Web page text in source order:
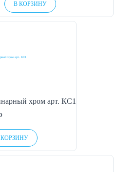
В КОРЗИНУ
хром арт. КС1